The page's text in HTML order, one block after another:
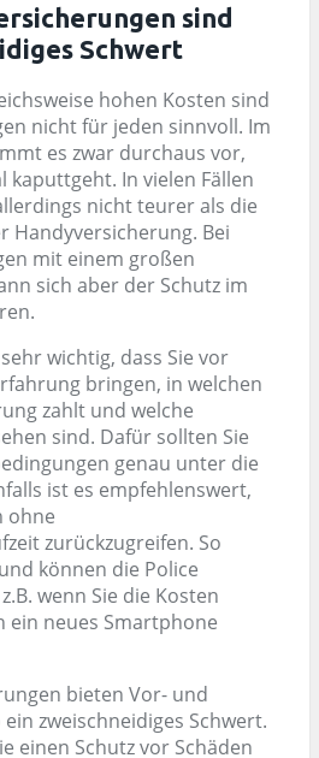
sind
Schwert
hohen Kosten sind
nicht für jeden sinnvoll. Im
es zwar durchaus vor,
kaputtgeht. In vielen Fällen
nicht teurer als die
Handyversicherung. Bei
mit einem großen
sich aber der Schutz im
wichtig, dass Sie vor
bringen, in welchen
zahlt und welche
sind. Dafür sollten Sie
genau unter die
ist es empfehlenswert,
ohne
zurückzugreifen. So
können die Police
wenn Sie die Kosten
ein neues Smartphone
bieten Vor- und
zweischneidiges Schwert.
einen Schutz vor Schäden